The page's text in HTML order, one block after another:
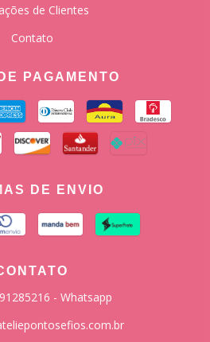
de Clientes
Contato
PAGAMENTO
DE ENVIO
- Whatsapp